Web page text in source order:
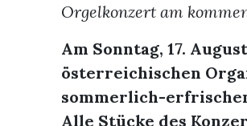
Orgelkonzert am
Am Sonntag, 17.
österreichischen
sommerlich-
Alle Stücke des